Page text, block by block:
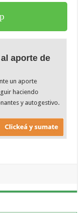
aporte de
un aporte
haciendo
y autogestivo.